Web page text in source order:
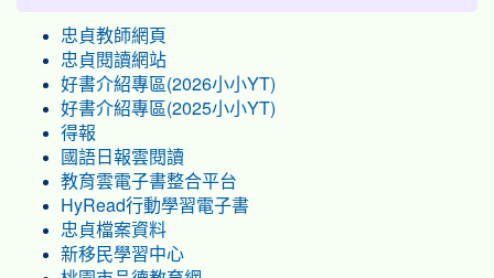
忠貞教師網頁
忠貞閱讀網站
好書介紹專區(2026小小YT)
好書介紹專區(2025小小YT)
得報
國語日報雲閱讀
教育雲電子書整合平台
HyRead行動學習電子書
忠貞檔案資料
新移民學習中心